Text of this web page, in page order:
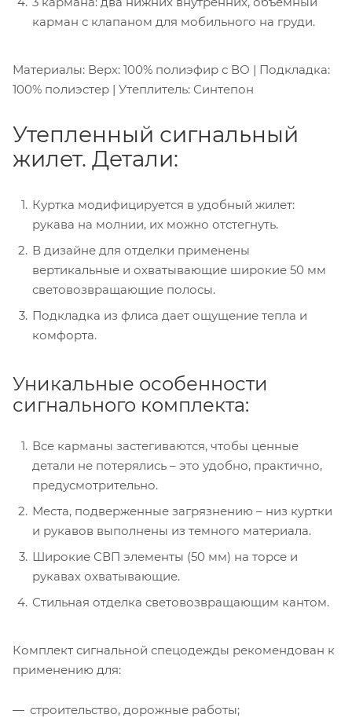
карман с клапаном для мобильного на груди.
Материалы: Верх: 100% полиэфир с ВО | Подкладка:
100% полиэстер | Утеплитель: Синтепон
Утепленный сигнальный
жилет. Детали:
Куртка модифицируется в удобный жилет:
рукава на молнии, их можно отстегнуть.
В дизайне для отделки применены
вертикальные и охватывающие широкие 50 мм
световозвращающие полосы.
Подкладка из флиса дает ощущение тепла и
комфорта.
Уникальные особенности
сигнального комплекта:
Все карманы застегиваются, чтобы ценные
детали не потерялись – это удобно, практично,
предусмотрительно.
Места, подверженные загрязнению – низ куртки
и рукавов выполнены из темного материала.
Широкие СВП элементы (50 мм) на торсе и
рукавах охватывающие.
Стильная отделка световозвращающим кантом.
Комплект сигнальной спецодежды рекомендован к
применению для:
строительство, дорожные работы;